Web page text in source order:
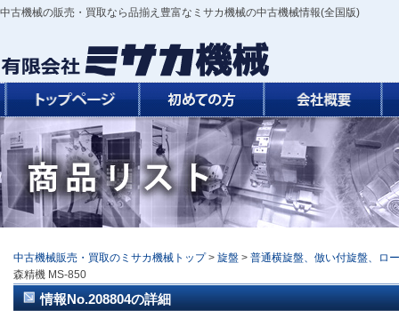
中古機械の販売・買取なら品揃え豊富なミサカ機械の中古機械情報(全国版)
中古機械販売・買取のミサカ機械トップ > 旋盤 > 普通横旋盤、倣い付旋盤、ロ
森精機 MS-850
情報No.208804の詳細